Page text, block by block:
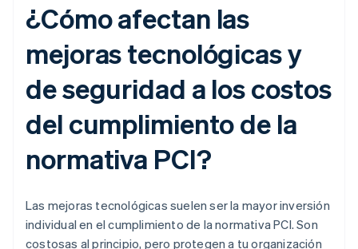
¿Cómo afectan las
mejoras tecnológicas y
de seguridad a los costos
del cumplimiento de la
normativa PCI?
Las mejoras tecnológicas suelen ser la mayor inversión
individual en el cumplimiento de la normativa PCI. Son
costosas al principio, pero protegen a tu organización